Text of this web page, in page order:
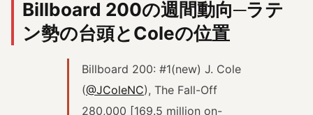
Billboard 200の週間動向─ラテ
ン勢の台頭とColeの位置
Billboard 200: #1(new) J. Cole
(@JColeNC), The Fall-Off
280,000 [169.5 million on-